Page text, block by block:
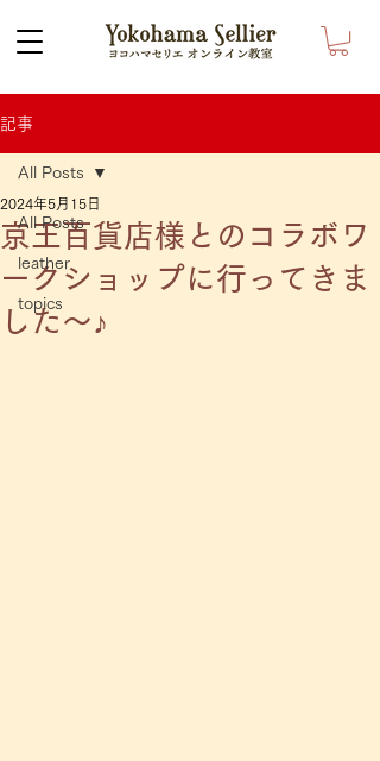
記事
All Posts
leather
topics
All Posts
京王百貨店様とのコラボワ
ークショップに行ってきま
した〜♪
2024年5月15日